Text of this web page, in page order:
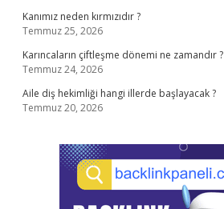
Kanımız neden kırmızıdır ?
Temmuz 25, 2026
Karıncaların çiftleşme dönemi ne zamandır ?
Temmuz 24, 2026
Aile diş hekimliği hangi illerde başlayacak ?
Temmuz 20, 2026